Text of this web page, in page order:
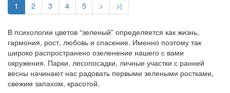
1 2 3 4 5 > >|
В психологии цветов “зеленый” определяется как жизнь,
гармония, рост, любовь и спасение. Именно поэтому так
широко распространено озеленение нашего с вами
окружения. Парки, лесопосадки, личные участки с ранней
весны начинают нас радовать первыми зелеными ростками,
свежим запахом, красотой.